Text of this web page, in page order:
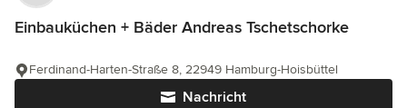
Einbauküchen + Bäder Andreas Tschetschorke
Nachricht
Ferdinand-Harten-Straße 8, 22949 Hamburg-Hoisbüttel